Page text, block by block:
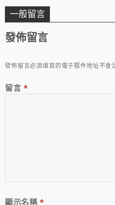
一般留言
發佈留言
發佈留言必須填寫的電子郵件地址不會
留言 *
顯示名稱*